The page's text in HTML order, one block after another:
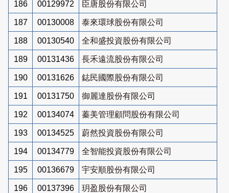
186 00129972 臣唐股份有限公司
187 00130008 泰來環球股份有限公司
188 00130540 全和盛投資股份有限公司
189 00131436 長禾遠流股份有限公司
190 00131626 鋕民國際股份有限公司
191 00131750 御麗達股份有限公司
192 00134074 蓁美管理顧問股份有限公司
193 00134525 蔚然投資股份有限公司
194 00134779 全智能投資股份有限公司
195 00136679 宇安順股份有限公司
196 00137396 玥盈股份有限公司